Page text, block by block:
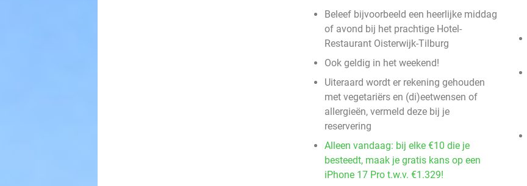
Beleef bijvoorbeeld een heerlijke middag
of avond bij het prachtige Hotel-
Restaurant Oisterwijk-Tilburg
Ook geldig in het weekend!
Uiteraard wordt er rekening gehouden
met vegetariërs en (di)eetwensen of
allergieën, vermeld deze bij je
reservering
Alleen vandaag: bij elke €10 die je
besteedt, maak je gratis kans op een
iPhone 17 Pro t.w.v. €1.329!